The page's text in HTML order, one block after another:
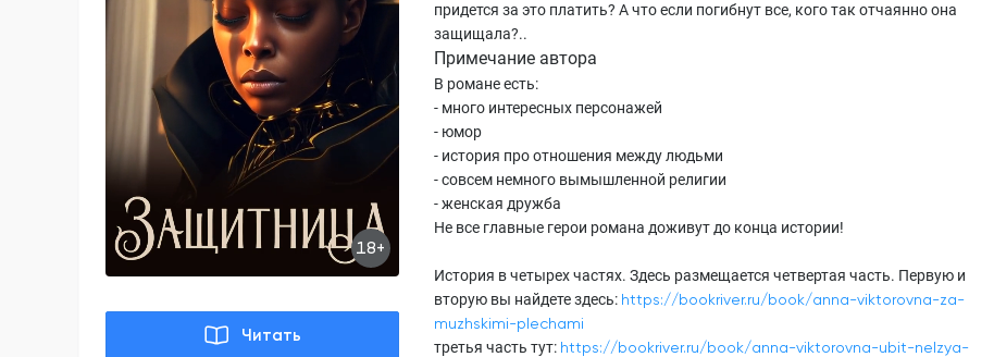
18+
Читать
придется за это платить? А что если погибнут все, кого так отчаянно она
защищала?..
Примечание автора
В романе есть:
- много интересных персонажей
- юмор
- история про отношения между людьми
- совсем немного вымышленной религии
- женская дружба
Не все главные герои романа доживут до конца истории!
История в четырех частях. Здесь размещается четвертая часть. Первую и
вторую вы найдете здесь: https://bookriver.ru/book/anna-viktorovna-za-
muzhskimi-plechami
третья часть тут: https://bookriver.ru/book/anna-viktorovna-ubit-nelzya-